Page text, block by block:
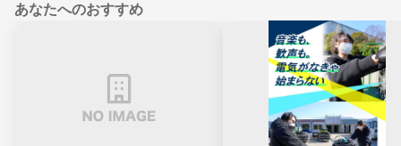
あなたへのおすすめ